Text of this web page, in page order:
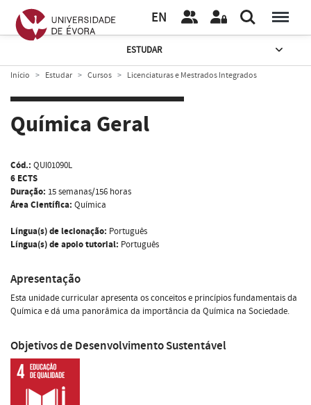
EN
ESTUDAR
Início Estudar Cursos Licenciaturas e Mestrados Integrados
Química Geral
Cód.: QUI01090L
6 ECTS
Duração: 15 semanas/156 horas
Área Científica: Química
Língua(s) de lecionação: Português
Língua(s) de apoio tutorial: Português
Apresentação
Esta unidade curricular apresenta os conceitos e princípios fundamentais da
Química e dá uma panorâmica da importância da Química na Sociedade.
Objetivos de Desenvolvimento Sustentável